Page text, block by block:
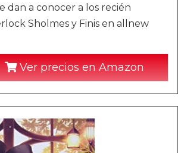
dan a conocer a los recién
Sholmes y Finis en allnew
Ver precios en Amazon